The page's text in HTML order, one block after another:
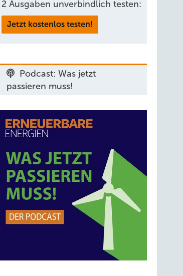
2 Ausgaben unverbindlich testen:
Jetzt kostenlos testen!
Podcast: Was jetzt
passieren muss!